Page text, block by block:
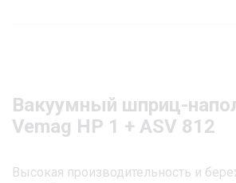
Вакуумный шприц-
Vemag HP 1 + ASV 812
Высокая производительность и